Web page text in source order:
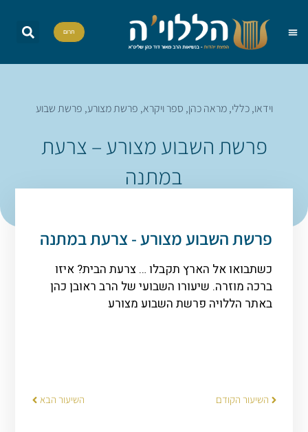
תרום
וידאו,כללי,מראה כהן, ספר ויקרא, פרשת מצורע, פרשת שבוע
פרשת השבוע מצורע – צרעת
במתנה
פרשת השבוע מצורע - צרעת במתנה
כשתבואו אל הארץ תקבלו … צרעת הבית? איזו
ברכה מוזרה. שיעורו השבועי של הרב ראובן כהן
באתר הללויה פרשת השבוע מצורע
השיעור הקודם השיעור הבא